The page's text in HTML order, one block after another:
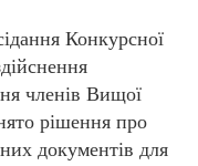
Конкурсної
членів Вищої
рішення про
документів для